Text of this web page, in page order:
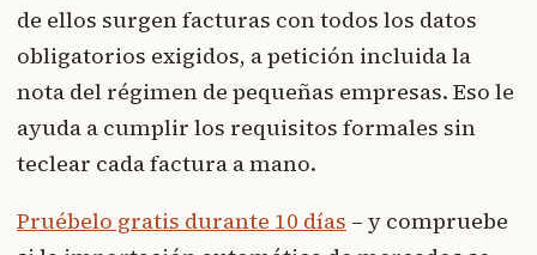
de ellos surgen facturas con todos los datos
obligatorios exigidos, a petición incluida la
nota del régimen de pequeñas empresas. Eso le
ayuda a cumplir los requisitos formales sin
teclear cada factura a mano.
Pruébelo gratis durante 10 días – y compruebe